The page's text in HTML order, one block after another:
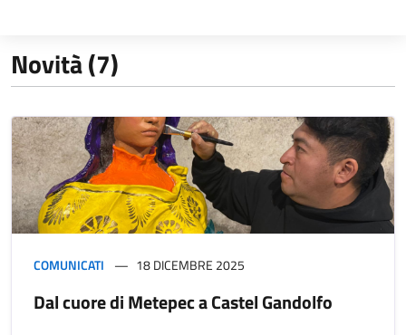
Novità (7)
COMUNICATI 18 DICEMBRE 2025
Dal cuore di Metepec a Castel Gandolfo